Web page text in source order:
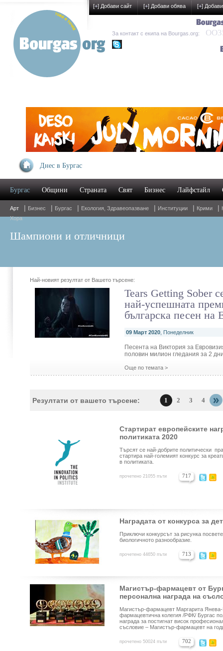
Днес в Бургас
Бургас Общини Страната Свят Бизнес Лайфстайл
Арт | Бизнес | Бургас | Екология, Здравеопазване | Институции | Крими |
Хора
Шампиони и отличници
Най-новият резултат от Вашето търсене:
Tears Getting Sober
най-успешната
българска песен на
09 Март 2020 , Понеделник
Песента на Виктория за
половин милион гледания за 2
Още по темата >
Резултати от вашето търсене: 1 2 3 4
Стартират европейските
политиката 2020
Търсят се най-добрите политически
стартира най-големият конкурс за
в политиката.
прочетено 21055 пъти 717
Наградата от конкурса за
Приключи конкурсът за рисунка
биологичното разнообразие.
прочетено 44650 пъти 713
Магистър-фармацевт от
персонална награда на
Магистър-фармацевт Маргарита
фармацевтична колегия /РФК/ Бургас
награда за постигнат висок
съсловие – Магистър-фармацевт на
прочетено 50024 пъти 702
[+] Добави сайт [+] Добави обява [+]
За контакт с екипа на Bourgas.org: